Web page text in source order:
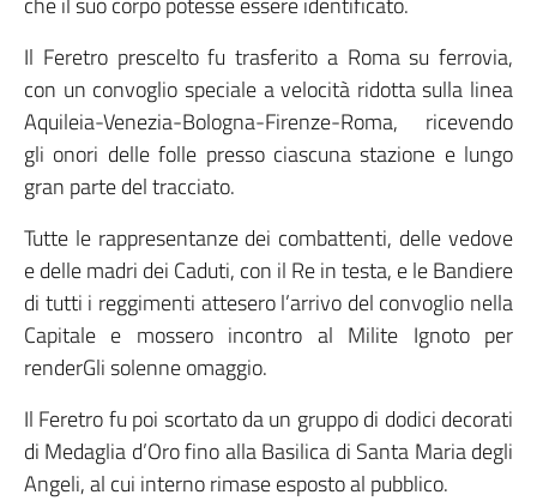
Il Feretro prescelto fu trasferito a Roma su ferrovia,
con un convoglio speciale a velocità ridotta sulla linea
Aquileia-Venezia-Bologna-Firenze-Roma, ricevendo
gli onori delle folle presso ciascuna stazione e lungo
gran parte del tracciato.
Tutte le rappresentanze dei combattenti, delle vedove
e delle madri dei Caduti, con il Re in testa, e le Bandiere
di tutti i reggimenti attesero l’arrivo del convoglio nella
Capitale e mossero incontro al Milite Ignoto per
renderGli solenne omaggio.
Il Feretro fu poi scortato da un gruppo di dodici decorati
di Medaglia d’Oro fino alla Basilica di Santa Maria degli
Angeli, al cui interno rimase esposto al pubblico.